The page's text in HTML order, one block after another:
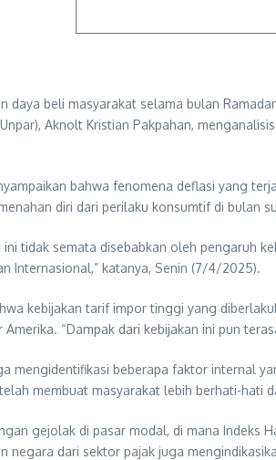
daya beli masyarakat selama bulan
Aknolt Kristian Pakpahan,
bahwa fenomena deflasi yang
diri dari perilaku konsumtif di bulan
tidak semata disebabkan oleh pengaruh
Internasional,” katanya, Senin (7/4/2025).
kebijakan tarif impor tinggi yang
“Dampak dari kebijakan ini pun
mengidentifikasi beberapa faktor internal
membuat masyarakat lebih berhati-hati
gejolak di pasar modal, di mana Indeks
negara dari sektor pajak juga